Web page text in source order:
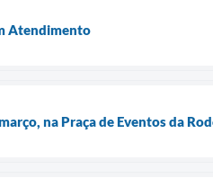
Atendimento
na Praça de Eventos da